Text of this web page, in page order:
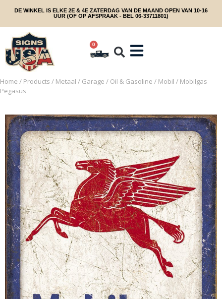
DE WINKEL IS ELKE 2E & 4E ZATERDAG VAN DE MAAND OPEN VAN 10-16
UUR (OF OP AFSPRAAK - BEL 06-33711801)
0
Home / Products / Metaal / Garage / Oil & Gasoline / Mobil / Mobilgas
Pegasus